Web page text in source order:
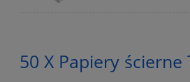
50 X Papiery ścierne